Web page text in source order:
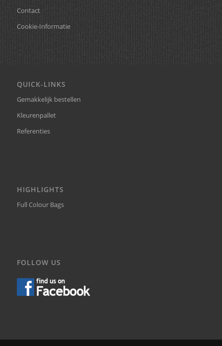
Contact
Cookie-Informatie
QUICK-LINKS
Gemakkelijk bestellen
Kleurenpallet
Referenties
HIGHLIGHTS
Full Colour Bags
FOLLOW US